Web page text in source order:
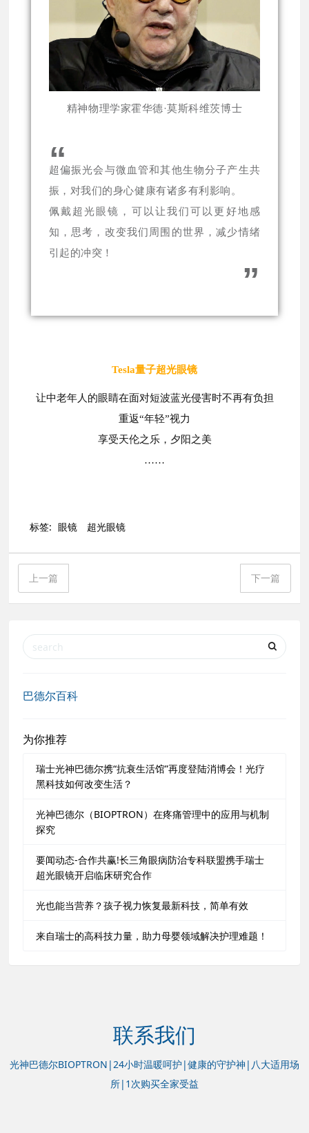
精神物理学家霍华德·莫斯科维茨博士
“
超偏振光会与微血管和其他生物分子产生共
振，对我们的身心健康有诸多有利影响。
佩戴超光眼镜，可以让我们可以更好地感
知，思考，改变我们周围的世界，减少情绪
引起的冲突！
”
Tesla量子超光眼镜
让中老年人的眼睛在面对短波蓝光侵害时不再有负担
重返“年轻”视力
享受天伦之乐，夕阳之美
……
标签: 眼镜 超光眼镜
上一篇 下一篇
巴德尔百科
为你推荐
瑞士光神巴德尔携“抗衰生活馆”再度登陆消博会！光疗
黑科技如何改变生活？
光神巴德尔（BIOPTRON）在疼痛管理中的应用与机制
探究
要闻动态-合作共赢!长三角眼病防治专科联盟携手瑞士
超光眼镜开启临床研究合作
光也能当营养？孩子视力恢复最新科技，简单有效
来自瑞士的高科技力量，助力母婴领域解决护理难题！
联系我们
光神巴德尔BIOPTRON|24小时温暖呵护|健康的守护神|八大适用场
所|1次购买全家受益